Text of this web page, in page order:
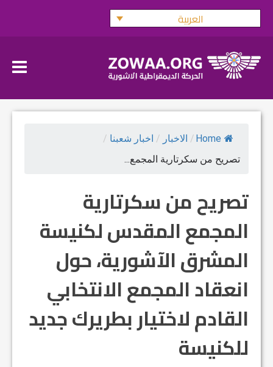
Skip
العربية
Home
/ الاخبار / اخبار شعبنا /
تصريح من سكرتارية المجمع...
تصريح من سكرتارية
المجمع المقدس لكنيسة
المشرق الآشورية، حول
انعقاد المجمع الانتخابي
القادم لاختيار بطريرك جديد
للكنيسة